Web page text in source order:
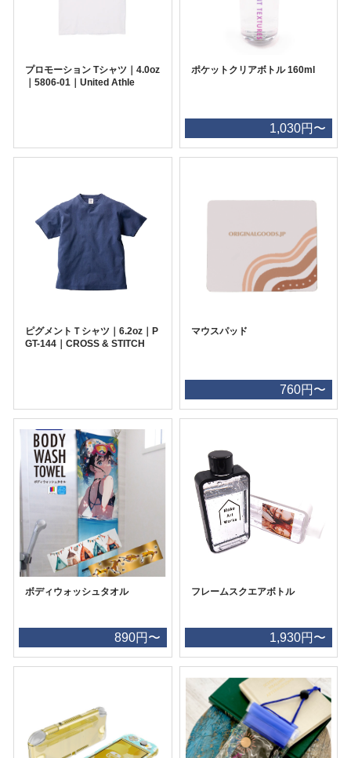
プロモーション Tシャツ｜4.0oz
｜5806-01｜United Athle
ポケットクリアボトル 160ml
1,030円〜
ピグメントＴシャツ｜6.2oz｜P
GT-144｜CROSS & STITCH
マウスパッド
760円〜
ボディウォッシュタオル
890円〜
フレームスクエアボトル
1,930円〜